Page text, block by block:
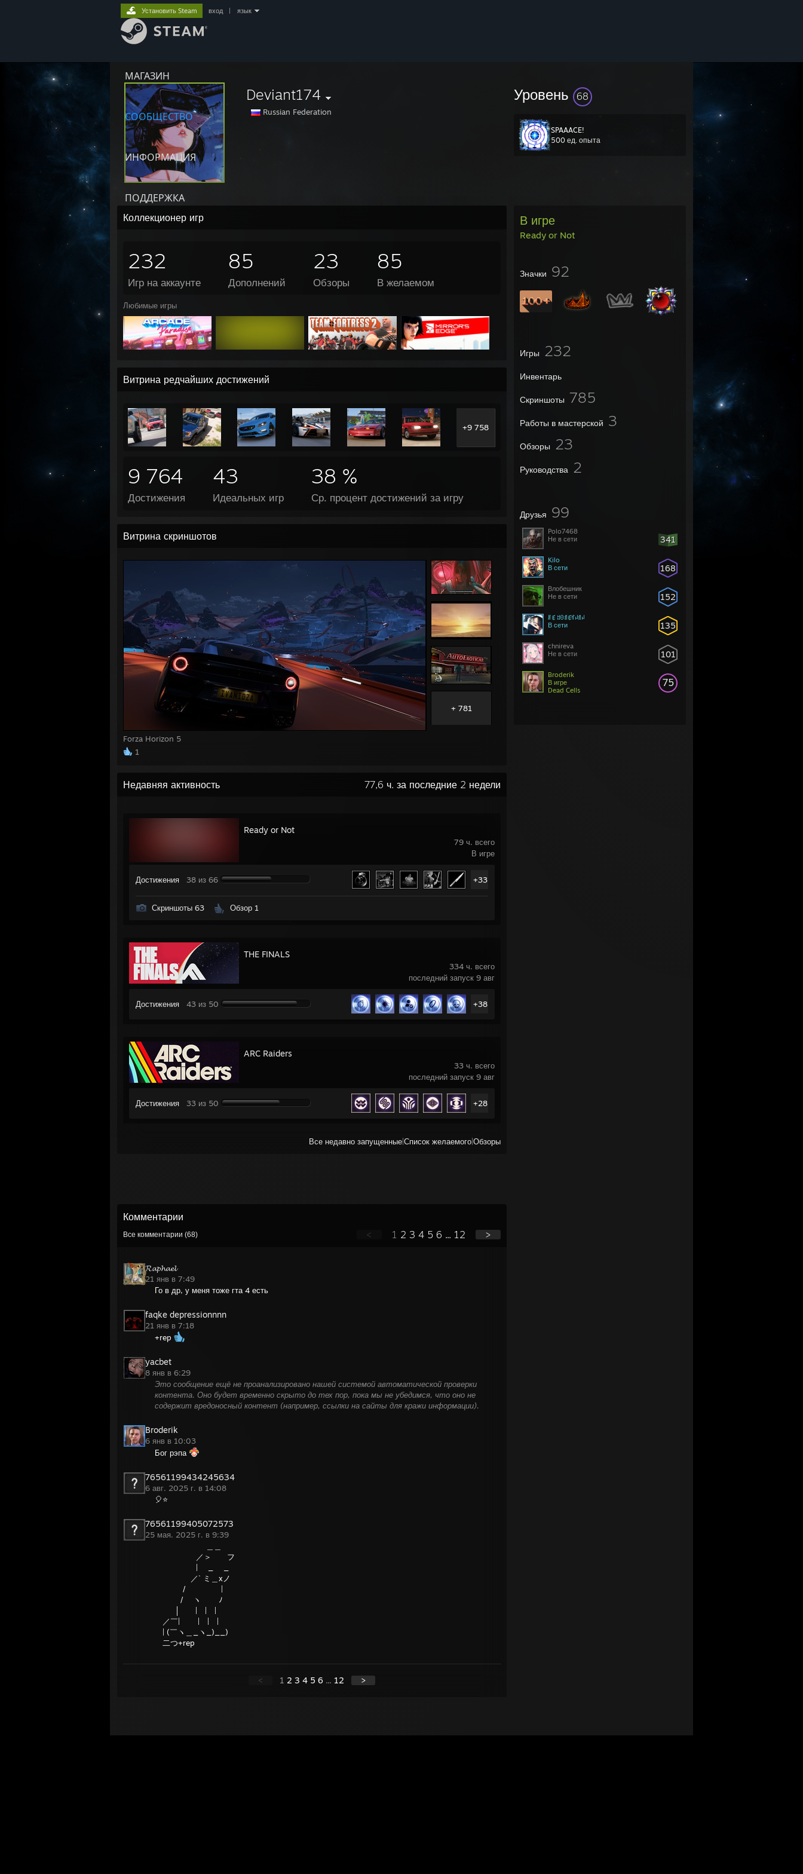
МАГАЗИН
СООБЩЕСТВО
ИНФОРМАЦИЯ
ПОДДЕРЖКА
Установить Steam вход язык
Deviant174
Russian Federation
Уровень 68
SPAAACE!
500 ед. опыта
В игре
Ready or Not
Значки 92
Игры 232
Инвентарь
Скриншоты 785
Работы в мастерской 3
Обзоры 23
Руководства 2
Друзья 99
341
Polo7468
Не в сети
168
Kilo
В сети
152
Влобешник
Не в сети
135
ꍬꂅ ꅓꏿꀊꂅꃏꈤꀊꈤ
В сети
101
chnireva
Не в сети
75
Broderik
В игре
Dead Cells
Коллекционер игр
232
Игр на аккаунте
85
Дополнений
23
Обзоры
85
В желаемом
Любимые игры
Витрина редчайших достижений
+9 758
9 764
Достижения
43
Идеальных игр
38 %
Ср. процент достижений за игру
Витрина скриншотов
Forza Horizon 5
1
+ 781
Недавняя активность 77,6 ч. за последние 2 недели
79 ч. всего
В игре
Ready or Not
Достижения 38 из 66 +33
Скриншоты 63 Обзор 1
334 ч. всего
последний запуск 9 авг
THE FINALS
Достижения 43 из 50 +38
33 ч. всего
последний запуск 9 авг
ARC Raiders
Достижения 33 из 50 +28
Все недавно запущенныеСписок желаемогоОбзоры
Комментарии
Все комментарии (68) < 1 2 3 4 5 6 ... 12 >
𝓡𝓪𝓹𝓱𝓪𝓮𝓵
21 янв в 7:49
Го в др, у меня тоже гта 4 есть
faqke depressionnnn
21 янв в 7:18
+rep
yacbet
8 янв в 6:29
Это сообщение ещё не проанализировано нашей системой автоматической проверки
контента. Оно будет временно скрыто до тех пор, пока мы не убедимся, что оно не
содержит вредоносный контент (например, ссылки на сайты для кражи информации).
Broderik
6 янв в 10:03
Бог рэпа
76561199434245634
6 авг. 2025 г. в 14:08
🎈⭐
76561199405072573
25 мая. 2025 г. в 9:39
／＞ フ
／` ミ＿xノ
/ |
/ ヽ ﾉ
／￣| | | |
| (￣ヽ＿_ヽ_)__)
二つ+rep
< 1 2 3 4 5 6 ... 12 >